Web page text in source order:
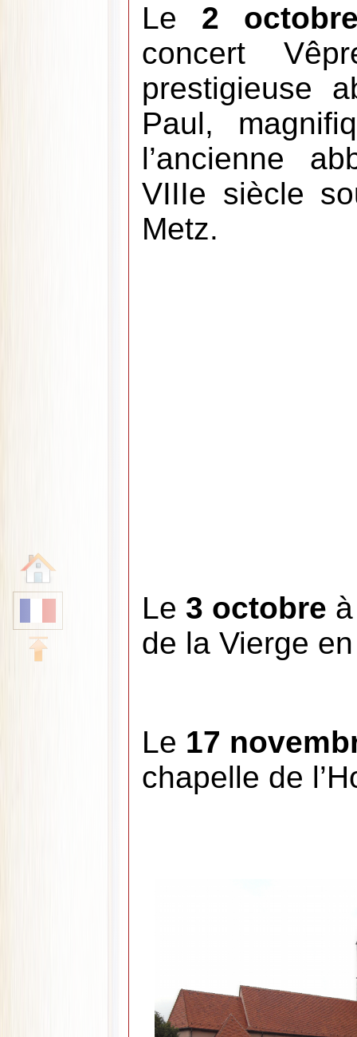
Le 2
concert
prestigieuse
Paul,
l’ancienne
VIIIe siècle
Metz.
Le 3 octobre
de la Vierge
Le 17
chapelle de